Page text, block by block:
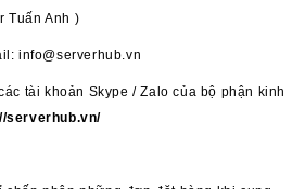
Tuấn Anh )
info@serverhub.vn
tài khoản Skype / Zalo của bộ phận kinh
serverhub.vn/